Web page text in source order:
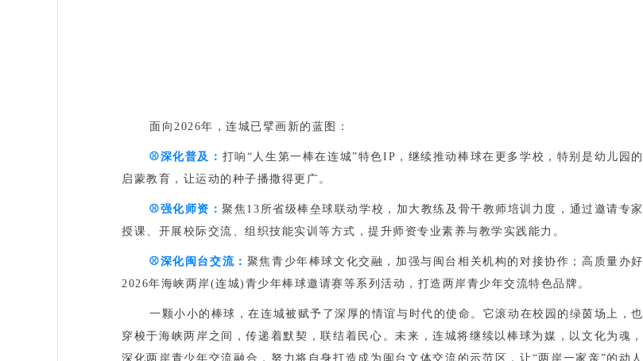
面向2026年，连城已擘画新的蓝图：
⚾️深化普及‌： 打响“人生第一棒在连城”特色IP，继续推动棒球在更多学校，特别是幼儿园的
启蒙教育，让运动的种子播撒得更广。
⚾️强化师资：聚焦13所省级棒垒球联动学校，加大教练及骨干教师培训力度，通过邀请专家
授课、开展校际交流、组织技能实训等方式，提升师资专业素养与教学实践能力。
⚾️深化闽台交流： 聚焦青少年棒球文化交融，加强与闽台相关机构的对接协作；高质量办好
2026年海峡两岸(连城)青少年棒球邀请赛等系列活动，打造两岸青少年交流特色品牌。
一颗小小的棒球，在连城被赋予了深厚的情谊与时代的使命。它滚动在校园的绿茵场上，也
穿梭于海峡两岸之间，传递着默契，联结着民心。未来，连城将继续以棒球为媒，以文化为魂，
深化两岸青少年交流融合，努力将自身打造成为闽台文体交流的示范区，让“两岸一家亲”的动人